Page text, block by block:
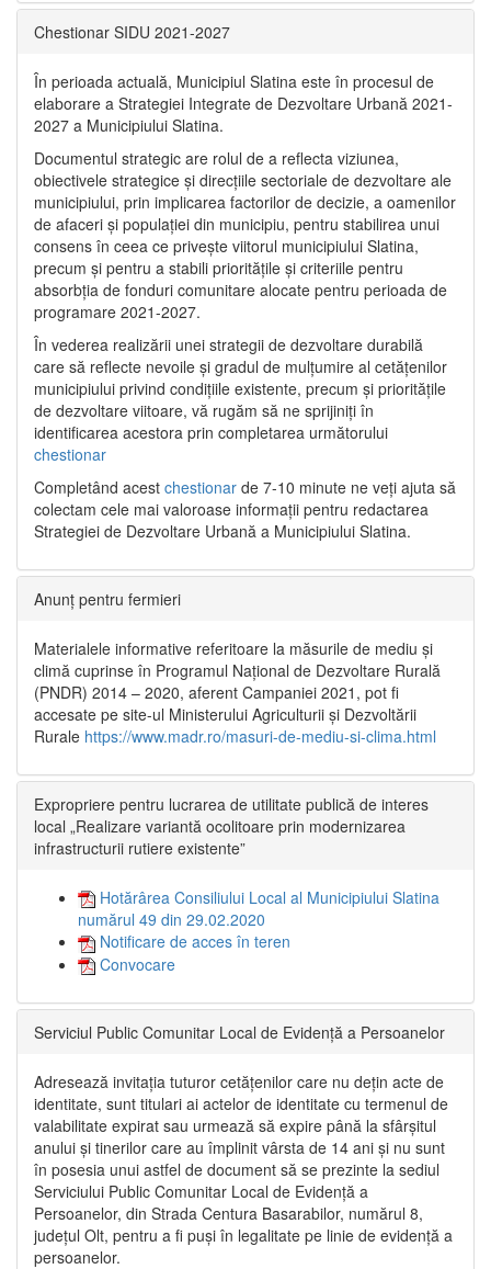
Chestionar SIDU 2021-2027
În perioada actuală, Municipiul Slatina este în procesul de
elaborare a Strategiei Integrate de Dezvoltare Urbană 2021‐
2027 a Municipiului Slatina.
Documentul strategic are rolul de a reflecta viziunea,
obiectivele strategice și direcțiile sectoriale de dezvoltare ale
municipiului, prin implicarea factorilor de decizie, a oamenilor
de afaceri și populației din municipiu, pentru stabilirea unui
consens în ceea ce privește viitorul municipiului Slatina,
precum și pentru a stabili prioritățile și criteriile pentru
absorbția de fonduri comunitare alocate pentru perioada de
programare 2021-2027.
În vederea realizării unei strategii de dezvoltare durabilă
care să reflecte nevoile și gradul de mulțumire al cetățenilor
municipiului privind condițiile existente, precum și prioritățile
de dezvoltare viitoare, vă rugăm să ne sprijiniți în
identificarea acestora prin completarea următorului
chestionar
Completând acest chestionar de 7-10 minute ne veți ajuta să
colectam cele mai valoroase informații pentru redactarea
Strategiei de Dezvoltare Urbană a Municipiului Slatina.
Anunț pentru fermieri
Materialele informative referitoare la măsurile de mediu și
climă cuprinse în Programul Național de Dezvoltare Rurală
(PNDR) 2014 – 2020, aferent Campaniei 2021, pot fi
accesate pe site-ul Ministerului Agriculturii și Dezvoltării
Rurale https://www.madr.ro/masuri-de-mediu-si-clima.html
Expropriere pentru lucrarea de utilitate publică de interes
local „Realizare variantă ocolitoare prin modernizarea
infrastructurii rutiere existente”
Hotărârea Consiliului Local al Municipiului Slatina
numărul 49 din 29.02.2020
Notificare de acces în teren
Convocare
Serviciul Public Comunitar Local de Evidență a Persoanelor
Adresează invitația tuturor cetățenilor care nu dețin acte de
identitate, sunt titulari ai actelor de identitate cu termenul de
valabilitate expirat sau urmează să expire până la sfârșitul
anului și tinerilor care au împlinit vârsta de 14 ani și nu sunt
în posesia unui astfel de document să se prezinte la sediul
Serviciului Public Comunitar Local de Evidență a
Persoanelor, din Strada Centura Basarabilor, numărul 8,
județul Olt, pentru a fi puși în legalitate pe linie de evidență a
persoanelor.